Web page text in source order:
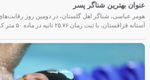
عنوان بهترین شناگر پسر
هومر عباسی، شناگر اهل گلستان، در دومین روز
آستانه قزاقستان، با ثبت زمان ۲۵.۷۶ ثانیه در ماده ۵۰ متر کرال پشت به مدال طلا